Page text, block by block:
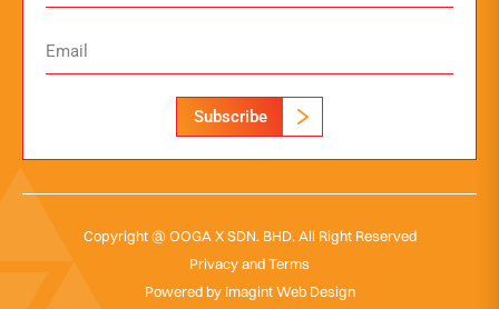
Subscribe
Copyright @ OOGA X SDN. BHD. All Right Reserved
Privacy and Terms
Powered by Imagint Web Design